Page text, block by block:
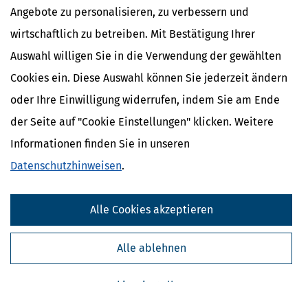
Angebote zu personalisieren, zu verbessern und
wirtschaftlich zu betreiben. Mit Bestätigung Ihrer
Auswahl willigen Sie in die Verwendung der gewählten
Cookies ein. Diese Auswahl können Sie jederzeit ändern
oder Ihre Einwilligung widerrufen, indem Sie am Ende
der Seite auf "Cookie Einstellungen" klicken. Weitere
Informationen finden Sie in unseren
Datenschutzhinweisen.
Alle ablehnen
Alle Cookies akzeptieren
6 Das Finanzamt hat den Freibetrag durch Aufteilung
in Monatsfreibeträge, falls erforderlich in Wochen-
und Tagesfreibeträge, jeweils auf die der Antragstellung
folgenden Monate des Kalenderjahres gleichmäßig zu verteilen.
Abweichend hiervon darf ein Freibetrag, der
im Monat Januar eines Kalenderjahres beantragt wird, mit Wirkung
vom 1. Januar dieses Kalenderjahres an berücksichtigt werden.
Ist der Arbeitnehmer beschränkt einkommensteuerpflichtig, hat
das Finanzamt den nach Absatz 4 ermittelten Freibetrag durch
Aufteilung in Monatsbeträge, falls erforderlich in Wochen
und Tagesbeträge, jeweils auf die voraussichtliche
Dienstverhältnissesim Kalenderjahr gleichmäßig zu verteilen.
Absatz 1 Satz 1 Nummer 7 entsprechend.
(3) Für Ehegatten, die beide unbeschränkt
ist jeweils die Summe der nach Absatz 1 Satz 1 Nummer 2 bis 4
und 5 in Betracht kommenden Beträge gemeinsam zu ermitteln;